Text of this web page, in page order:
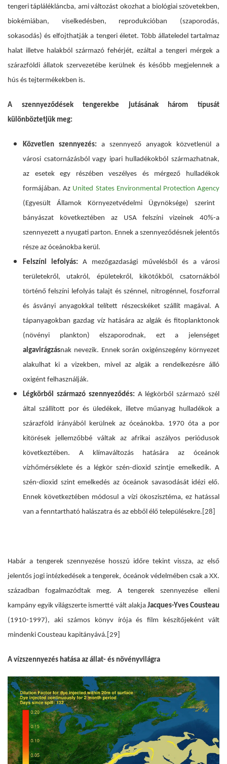
tengeri táplálékláncba, ami változást okozhat a biológiai szövetekben,
biokémiában, viselkedésben, reprodukcióban (szaporodás,
sokasodás) és elfojthatják a tengeri életet. Több állateledel tartalmaz
halat illetve halakból származó fehérjét, ezáltal a tengeri mérgek a
szárazföldi állatok szervezetébe kerülnek és később megjelennek a
hús és tejtermékekben is.
A szennyeződések tengerekbe jutásának három típusát
különböztetjük meg:
Közvetlen szennyezés: a szennyező anyagok közvetlenül a
városi csatornázásból vagy ipari hulladékokból származhatnak,
az esetek egy részében veszélyes és mérgező hulladékok
formájában. Az United States Environmental Protection Agency
(Egyesült Államok Környezetvédelmi Ügynöksége) szerint
bányászat következtében az USA felszíni vizeinek 40%-a
szennyezett a nyugati parton. Ennek a szennyeződésnek jelentős
része az óceánokba kerül.
Felszíni lefolyás: A mezőgazdasági művelésből és a városi
területekről, utakról, épületekről, kikötőkből, csatornákból
történő felszíni lefolyás talajt és szénnel, nitrogénnel, foszforral
és ásványi anyagokkal telített részecskéket szállít magával. A
tápanyagokban gazdag víz hatására az algák és fitoplanktonok
(növényi plankton) elszaporodnak, ezt a jelenséget
algavirágzásnak nevezik. Ennek során oxigénszegény környezet
alakulhat ki a vizekben, mivel az algák a rendelkezésre álló
oxigént felhasználják.
Légkörből származó szennyeződés: A légkörből származó szél
által szállított por és üledékek, illetve műanyag hulladékok a
szárazföld irányából kerülnek az óceánokba. 1970 óta a por
kitörések jellemzőbbé váltak az afrikai aszályos periódusok
következtében. A klímaváltozás hatására az óceánok
vízhőmérséklete és a légkör szén-dioxid szintje emelkedik. A
szén-dioxid szint emelkedés az óceánok savasodását idézi elő.
Ennek következtében módosul a vízi ökoszisztéma, ez hatással
van a fenntartható halászatra és az ebből élő településekre. [28]
Habár a tengerek szennyezése hosszú időre tekint vissza, az első
jelentős jogi intézkedések a tengerek, óceánok védelmében csak a XX.
században fogalmazódtak meg. A tengerek szennyezése elleni
kampány egyik világszerte ismertté vált alakja Jacques-Yves Cousteau
(1910-1997), aki számos könyv írója és film készítőjeként vált
mindenki Cousteau kapitányává. [29]
A vízszennyezés hatása az állat- és növényvilágra